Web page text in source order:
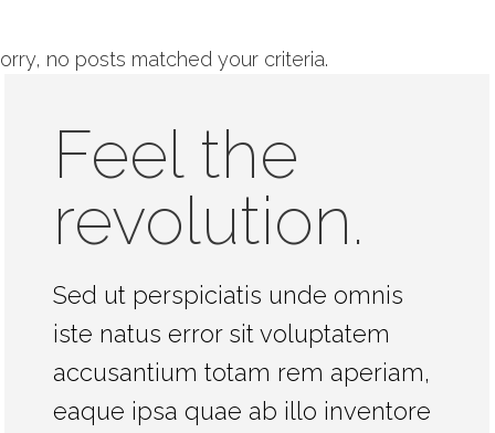
no posts matched your criteria.
Feel the
revolution.
Sed ut perspiciatis unde omnis
iste natus error sit voluptatem
accusantium totam rem aperiam,
eaque ipsa quae ab illo inventore